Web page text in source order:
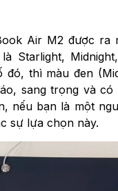
Air M2 được ra
Starlight,
đó, thì màu đen
sang trọng và
nếu bạn là một
sự lựa chọn này.